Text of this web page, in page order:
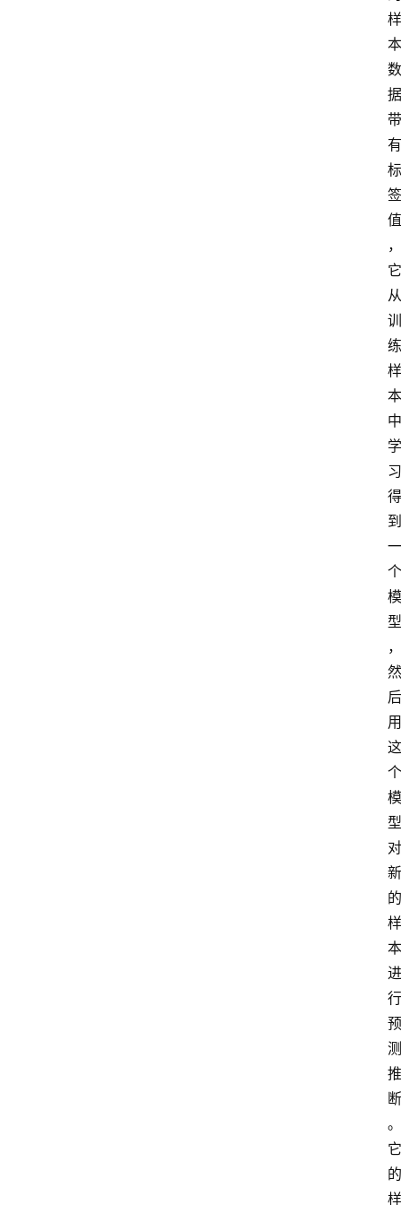
样
本
数
据
带
有
标
签
值
，
它
从
训
练
样
本
中
学
习
得
到
一
个
模
型
，
然
后
用
这
个
模
型
对
新
的
样
本
进
行
预
测
推
断
。
它
的
样